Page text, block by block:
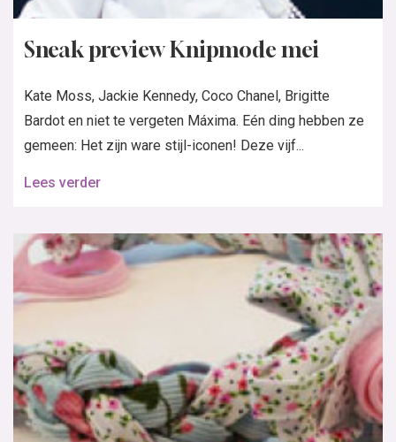
Sneak preview Knipmode mei
Kate Moss, Jackie Kennedy, Coco Chanel, Brigitte
Bardot en niet te vergeten Máxima. Eén ding hebben ze
gemeen: Het zijn ware stijl-iconen! Deze vijf...
Lees verder